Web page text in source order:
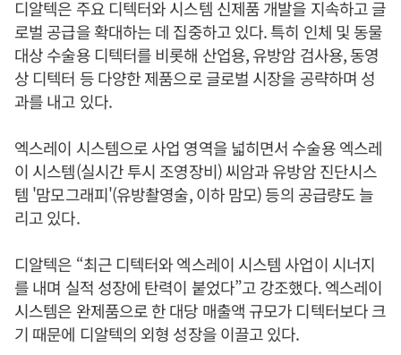
디알텍은 주요 디텍터와 시스템 신제품 개발을 지속하고 글
로벌 공급을 확대하는 데 집중하고 있다. 특히 인체 및 동물
대상 수술용 디텍터를 비롯해 산업용, 유방암 검사용, 동영
상 디텍터 등 다양한 제품으로 글로벌 시장을 공략하며 성
과를 내고 있다.
엑스레이 시스템으로 사업 영역을 넓히면서 수술용 엑스레
이 시스템(실시간 투시 조영장비) 씨암과 유방암 진단시스
템 '맘모그래피'(유방촬영술, 이하 맘모) 등의 공급량도 늘
리고 있다.
디알텍은 “최근 디텍터와 엑스레이 시스템 사업이 시너지
를 내며 실적 성장에 탄력이 붙었다”고 강조했다. 엑스레이
시스템은 완제품으로 한 대당 매출액 규모가 디텍터보다 크
기 때문에 디알텍의 외형 성장을 이끌고 있다.